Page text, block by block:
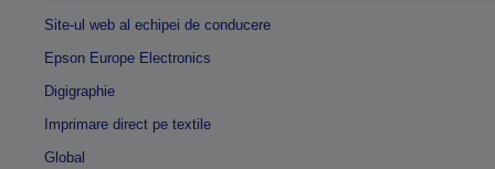
Site-ul web al echipei de conducere
Epson Europe Electronics
Digigraphie
Imprimare direct pe textile
Global